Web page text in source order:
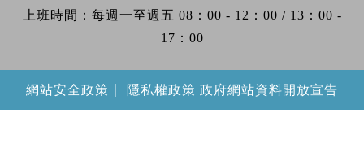
上班時間：每週一至週五 08：00 - 12：00 / 13：00 -
17：00
網站安全政策 隱私權政策 政府網站資料開放宣告